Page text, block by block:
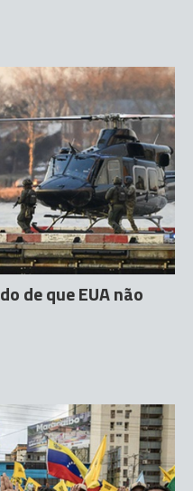
de que EUA não